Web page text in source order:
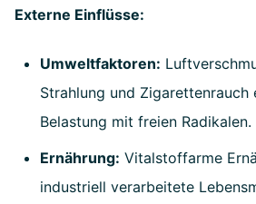
Externe Einflüsse:
Umweltfaktoren:
Strahlung und Zigarettenrauch
Belastung mit freien Radikalen.
Ernährung: Vitalstoffarme
industriell verarbeitete